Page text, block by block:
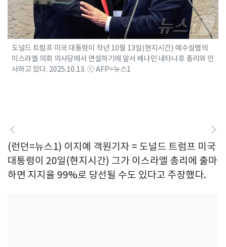
도널드 트럼프 미국 대통령이 작년 10월 13일(현지시간) 예수살렘의
이스라엘 의회 의사당에서 연설하기에 앞서 베냐민 네타냐후 총리와 인
사하고 있다. 2025.10.13. ⓒ AFP=뉴스1
(런던=뉴스1) 이지예 객원기자 = 도널드 트럼프 미국
대통령이 20일(현지시간) 그가 이스라엘 총리에 출마
하면 지지율 99%로 당선될 수도 있다고 주장했다.